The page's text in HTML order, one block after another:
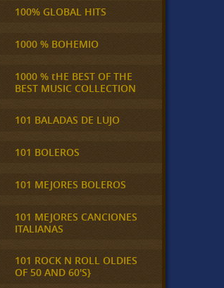
100% GLOBAL HITS
1000 % BOHEMIO
1000 % tHE BEST OF THE
BEST MUSIC COLLECTION
101 BALADAS DE LUJO
101 BOLEROS
101 MEJORES BOLEROS
101 MEJORES CANCIONES
ITALIANAS
101 ROCK N ROLL OLDIES
OF 50 AND 60'S}